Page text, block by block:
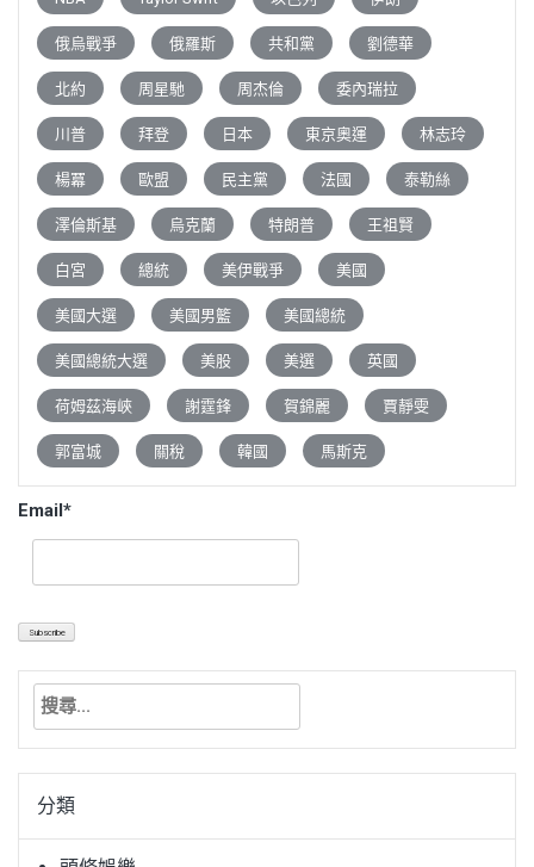
俄烏戰爭 俄羅斯 共和黨 劉德華
北約 周星馳 周杰倫 委內瑞拉
川普 拜登 日本 東京奧運 林志玲
楊冪 歐盟 民主黨 法國 泰勒絲
澤倫斯基 烏克蘭 特朗普 王祖賢
白宮 總統 美伊戰爭 美國
美國大選 美國男籃 美國總統
美國總統大選 美股 美選 英國
荷姆茲海峽 謝霆鋒 賀錦麗 賈靜雯
郭富城 關稅 韓國 馬斯克
Email*
搜
關
字:分類